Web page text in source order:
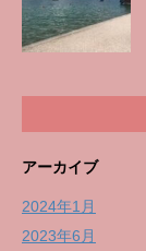
アーカイブ
2024年1月
2023年6月